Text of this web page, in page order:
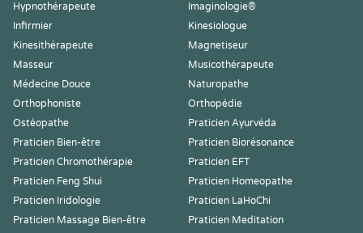
Hypnothérapeute
Imaginologie®
Infirmier
Kinesiologue
Kinesithérapeute
Magnetiseur
Masseur
Musicothérapeute
Médecine Douce
Naturopathe
Orthophoniste
Orthopédie
Ostéopathe
Praticien Ayurvéda
Praticien Bien-être
Praticien Biorésonance
Praticien Chromothérapie
Praticien EFT
Praticien Feng Shui
Praticien Homeopathe
Praticien Iridologie
Praticien LaHoChi
Praticien Massage Bien-être
Praticien Meditation